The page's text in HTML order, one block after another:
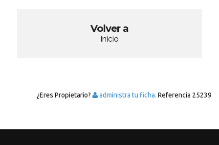
Volver a
Inicio
¿Eres Propietario? administra tu ficha. Referencia 25239